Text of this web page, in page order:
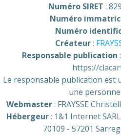
Numéro SIRET :
Numéro
Numéro
Créateur:
Responsable publication
https://
Le responsable publication est
une
Webmaster: FRAYSSE
Hébergeur: 1&1 Internet
70109 - 57201